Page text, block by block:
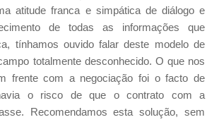
atitude franca e simpática de diálogo e
de todas as informações que
tínhamos ouvido falar deste modelo de
totalmente desconhecido. O que nos
frente com a negociação foi o facto de
o risco de que o contrato com a
Recomendamos esta solução, sem